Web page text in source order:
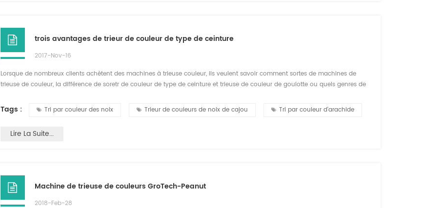
trois avantages de trieur de couleur de type de ceinture
2017-Nov-16
Lorsque de nombreux clients achètent des machines à trieuse couleur, ils veulent savoir comment sortes de machines de
trieuse de couleur, la différence de soretr de couleur de type de ceinture et trieuse de couleur de goulotte ou quels genres de
fonctionnement et l'avantage du trieur d...
Tags : Tri par couleur des noix Trieur de couleurs de noix de cajou Tri par couleur d'arachide
Lire La Suite...
Machine de trieuse de couleurs GroTech-Peanut
2018-Feb-28